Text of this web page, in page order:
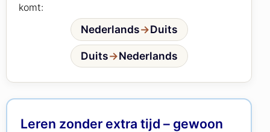
komt:
Nederlands→Duits
Duits→Nederlands
Leren zonder extra tijd – gewoon